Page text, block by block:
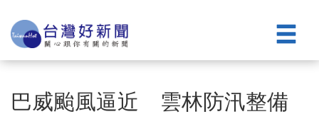
巴威颱風逼近 雲林防汛整備